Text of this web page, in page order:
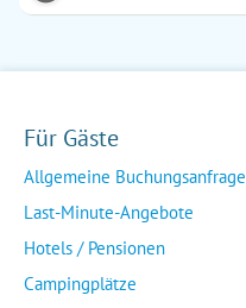
Für Gäste
Allgemeine Buchungsanfrage
Last-Minute-Angebote
Hotels / Pensionen
Campingplätze